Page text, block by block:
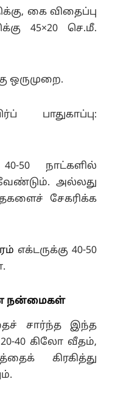
கை விதைப்பு
45×20 செ.மீ.
ஒருமுறை.
பாதுகாப்பு:
50 நாட்களில்
அல்லது
சேகரிக்க
எக்டருக்கு 40-50
நன்மைகள்
சார்ந்த இந்த
40 கிலோ வீதம்,
கிரகித்து